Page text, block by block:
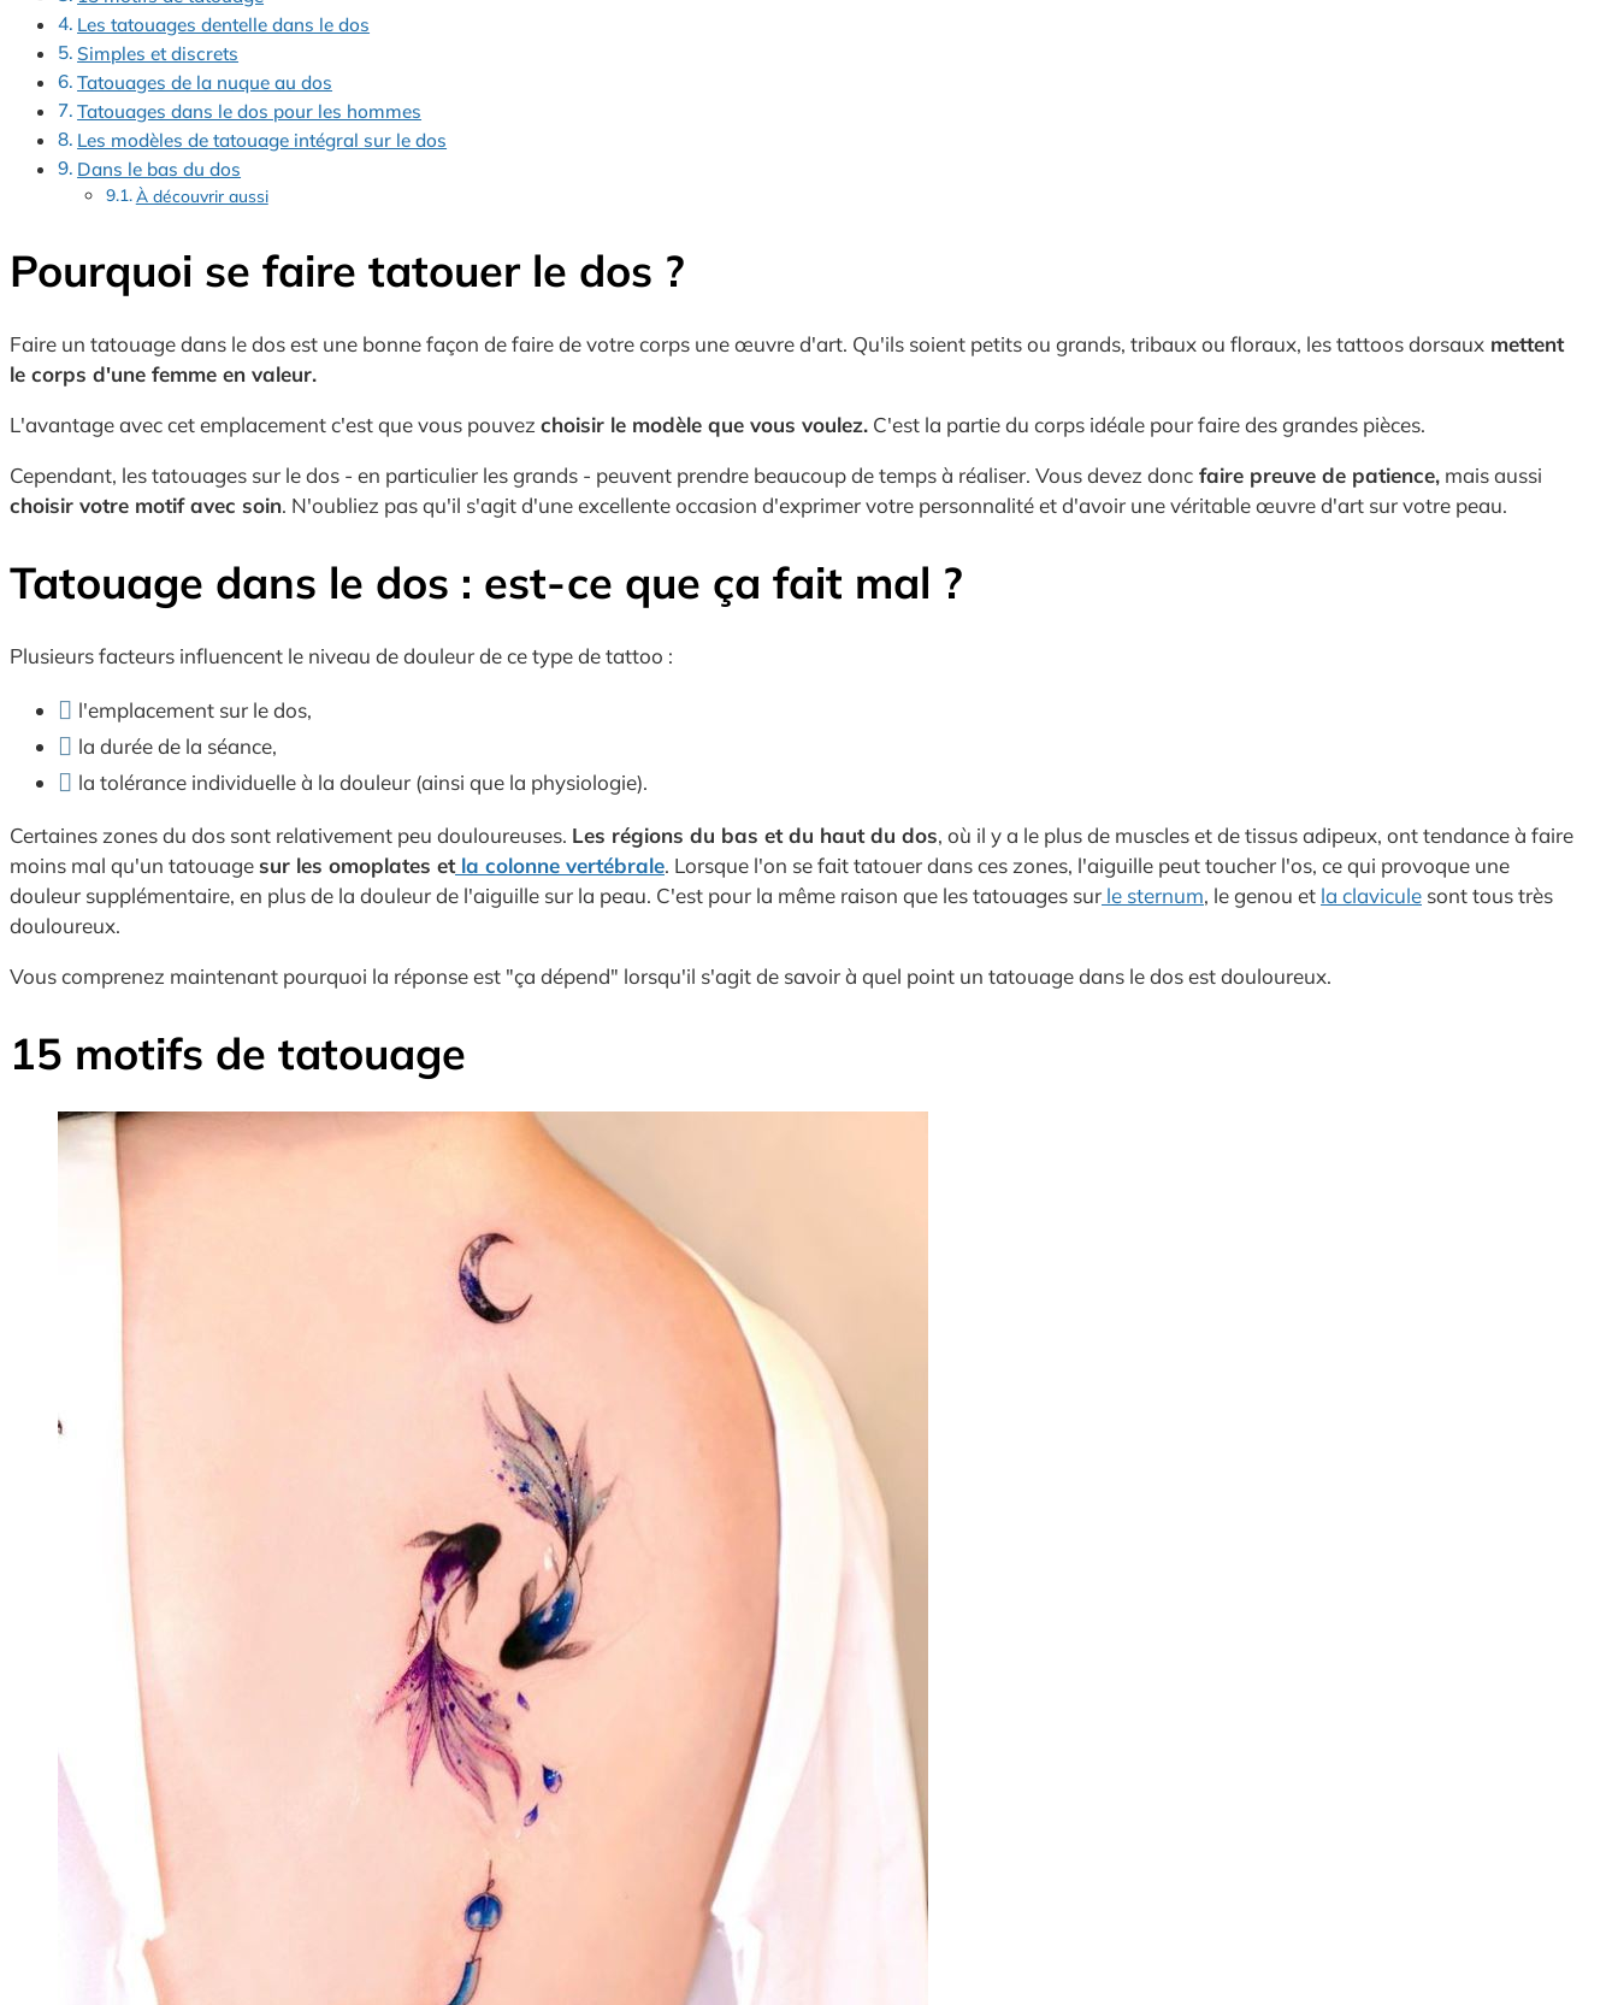
Les tatouages dentelle dans le dos
Simples et discrets
Tatouages de la nuque au dos
Tatouages dans le dos pour les hommes
Les modèles de tatouage intégral sur le dos
Dans le bas du dos
À découvrir aussi
Pourquoi se faire tatouer le dos ?
Faire un tatouage dans le dos est une bonne façon de faire de votre corps une œuvre d'art. Qu'ils soient petits ou grands, tribaux ou floraux, les tattoos dorsaux mettent
le corps d'une femme en valeur.
L'avantage avec cet emplacement c'est que vous pouvez choisir le modèle que vous voulez. C'est la partie du corps idéale pour faire des grandes pièces.
Cependant, les tatouages sur le dos - en particulier les grands - peuvent prendre beaucoup de temps à réaliser. Vous devez donc faire preuve de patience, mais aussi
choisir votre motif avec soin. N'oubliez pas qu'il s'agit d'une excellente occasion d'exprimer votre personnalité et d'avoir une véritable œuvre d'art sur votre peau.
Tatouage dans le dos : est-ce que ça fait mal ?
Plusieurs facteurs influencent le niveau de douleur de ce type de tattoo :
l'emplacement sur le dos,
la durée de la séance,
la tolérance individuelle à la douleur (ainsi que la physiologie).
Certaines zones du dos sont relativement peu douloureuses. Les régions du bas et du haut du dos, où il y a le plus de muscles et de tissus adipeux, ont tendance à faire
moins mal qu'un tatouage sur les omoplates etla colonne vertébrale. Lorsque l'on se fait tatouer dans ces zones, l'aiguille peut toucher l'os, ce qui provoque une
douleur supplémentaire, en plus de la douleur de l'aiguille sur la peau. C'est pour la même raison que les tatouages sur le sternum, le genou et la clavicule sont tous très
douloureux.
Vous comprenez maintenant pourquoi la réponse est "ça dépend" lorsqu'il s'agit de savoir à quel point un tatouage dans le dos est douloureux.
15 motifs de tatouage